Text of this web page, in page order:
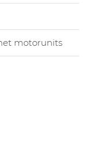
motorunits